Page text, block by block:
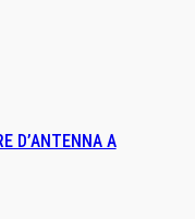
D’ANTENNA A